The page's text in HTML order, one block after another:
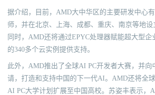
据介绍，目前，AMD大中华区的主要研发中心
师，并在北京、上海、成都、重庆、南京等地设
同时，AMD还将通过EPYC处理器赋能超大型企
的340多个云实例提供支持。
此外，AMD推出了全球AI PC开发者大赛，并向
请，打造和支持中国的下一代AI。AMD还将全
AI PC大学计划扩展至中国高校。苏姿丰表示，